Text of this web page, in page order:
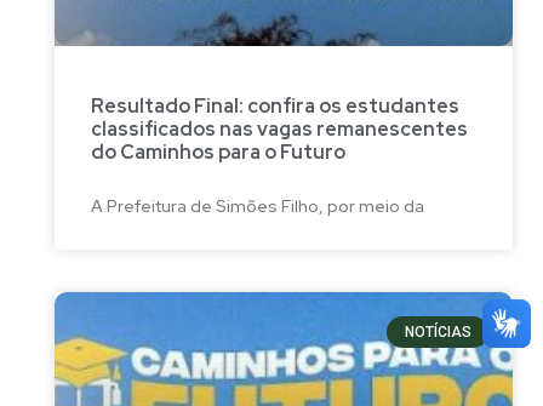
Resultado Final: confira os estudantes
classificados nas vagas remanescentes
do Caminhos para o Futuro
A Prefeitura de Simões Filho, por meio da
NOTÍCIAS